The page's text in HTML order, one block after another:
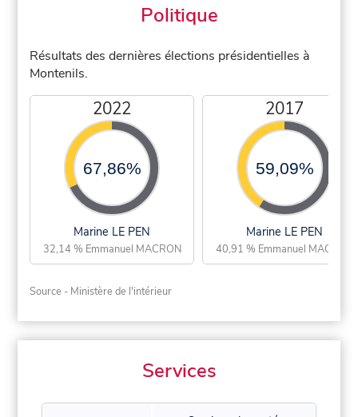
Politique
Résultats des dernières élections présidentielles à
Montenils.
2022
67,86%
Marine LE PEN
32,14 % Emmanuel MACRON
2017
59,09%
Marine LE PEN
40,91 % Emmanuel MACRON
Source - Ministère de l'intérieur
Services